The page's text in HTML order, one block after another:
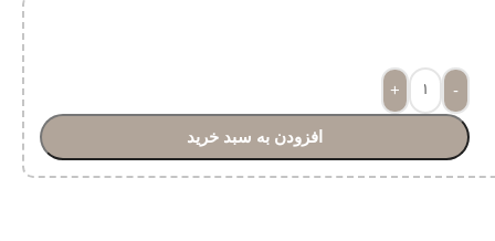
-
+
افزودن به سبد خرید